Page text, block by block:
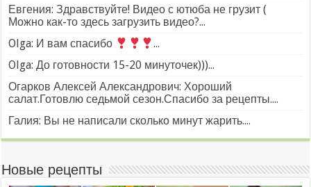
Евгения: Здравствуйте! Видео с ютюба не грузит (
Можно как-то здесь загрузить видео?...
Olga: И вам спасибо
...
Olga: До готовности 15-20 минуточек)))...
Огарков Алексей Александрович: Хороший
салат.Готовлю седьмой сезон.Спасибо за рецепты....
Галия: Вы не написали сколько минут жарить....
Новые рецепты